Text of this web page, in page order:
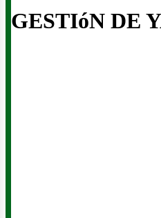
GESTIóN DE